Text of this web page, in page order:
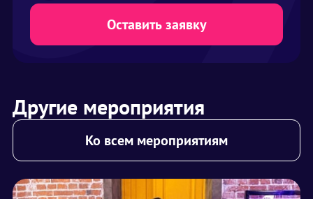
Оставить заявку
Другие мероприятия
Ко всем мероприятиям